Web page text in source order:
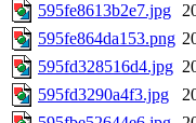
595fe8613b2e7.jpg
595fe864da153.png
595fd328516d4.jpg
595fd3290a4f3.jpg